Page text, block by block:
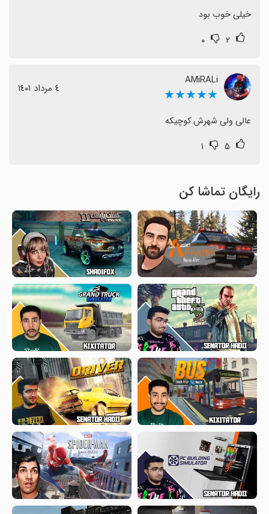
خیلی خوب بود
۲ ۰
AMiRALi
★★★★★ ٤ مرداد ١٤٠١
عالی ولی شهرش کوچیکه
۵ ۱
رایگان تماشا کن